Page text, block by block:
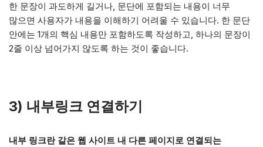
한 문장이 과도하게 길거나, 문단에 포함되는 내용이 너무
많으면 사용자가 내용을 이해하기 어려울 수 있습니다. 한 문단
안에는 1개의 핵심 내용만 포함하도록 작성하고, 하나의 문장이
2줄 이상 넘어가지 않도록 하는 것이 좋습니다.
3) 내부링크 연결하기
내부 링크란 같은 웹 사이트 내 다른 페이지로 연결되는